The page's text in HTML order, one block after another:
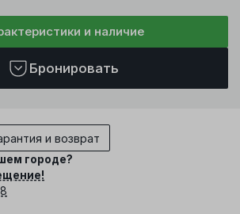
и наличие
Бронировать
и возврат
городе?